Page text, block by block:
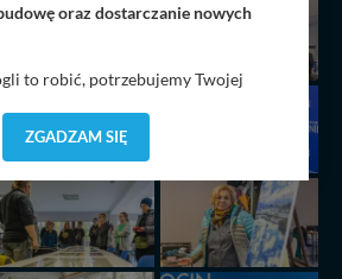
oraz dostarczanie nowych
to robić, potrzebujemy Twojej
preferencji. Twoje dane (w tym
zapisywane w celu usprawnienia
miejsca, logowania, itp).
danych jest dla nas
poinformowania Ciebie nie będziemy
uprawnień. Twoje dane są u
ZGADZAM SIĘ